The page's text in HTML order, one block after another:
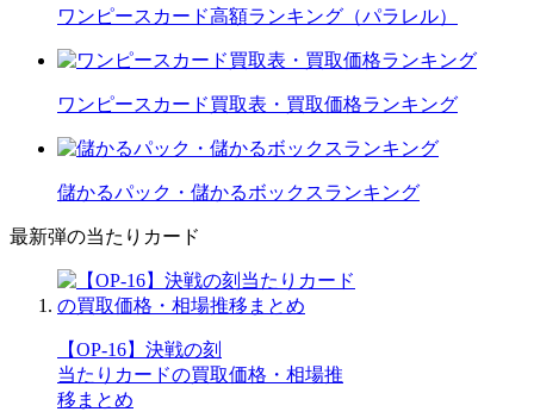
ワンピースカード高額ランキング（パラレル）
ワンピースカード買取表・買取価格ランキング
儲かるパック・儲かるボックスランキング
最新弾の当たりカード
【OP-16】決戦の刻
当たりカードの買取価格・相場推
移まとめ